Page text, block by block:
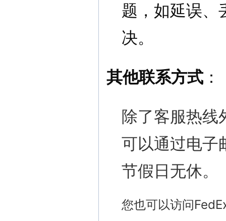
题，如延误、
决。
其他联系方式 ：
除了客服热线
可以通过电子
节假日无休。
您也可以访问